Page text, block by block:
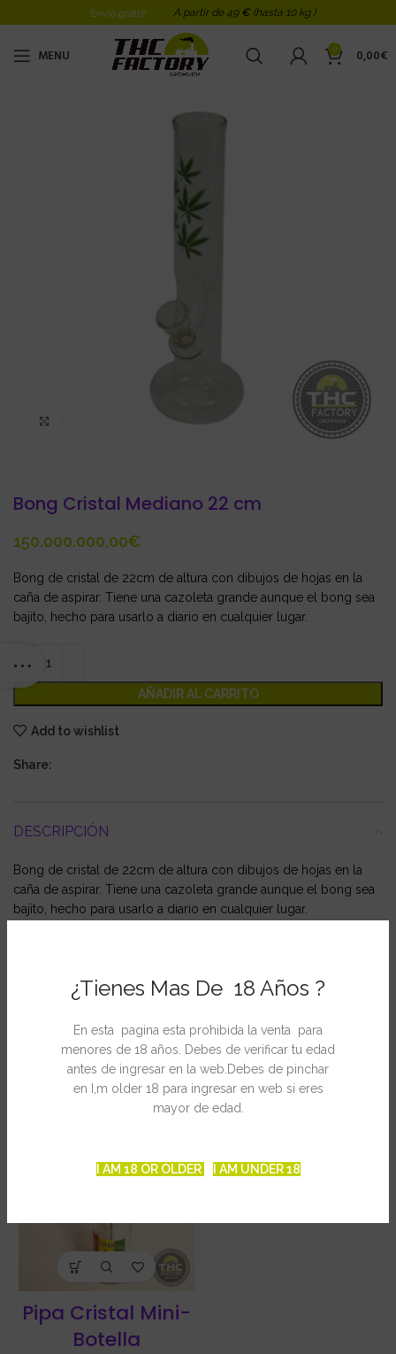
¿Tienes Mas De 18 Años ?
En esta pagina esta prohibida la venta para
menores de 18 años. Debes de verificar tu edad
antes de ingresar en la web.Debes de pinchar
en I,m older 18 para ingresar en web si eres
mayor de edad.
I AM 18 OR OLDER I AM UNDER 18
Envio gratis! A partir de 49 € (hasta 10 kg )
MENU 0 0,00€
Bong Cristal Mediano 22 cm
€
Bong de cristal de 22cm de altura con dibujos de hojas en la
caña de aspirar. Tiene una cazoleta grande aunque el bong sea
bajito, hecho para usarlo a diario en cualquier lugar.
AÑADIR AL CARRITO
Add to wishlist
Share:
DESCRIPCIÓN
Bong de cristal de 22cm de altura con dibujos de hojas en la
caña de aspirar. Tiene una cazoleta grande aunque el bong sea
bajito, hecho para usarlo a diario en cualquier lugar.
INFORMACIÓN ADICIONAL
PRODUCTOS RELACIONADOS
Pipa Cristal Mini-
Botella